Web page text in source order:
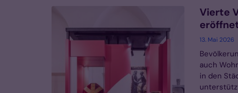
Vierte
13. Mai 2026
auch
in den